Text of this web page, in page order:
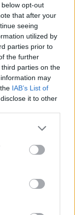
opt-out
that after your
seeing
utilized by
parties prior to
the further
parties on the
may
IAB’s List of
it to other
koalice je už
zřejmě uskuteční 17.